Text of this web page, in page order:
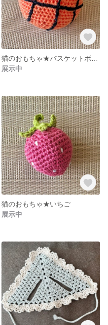
展示中
猫のおもちゃ★いちご
展示中